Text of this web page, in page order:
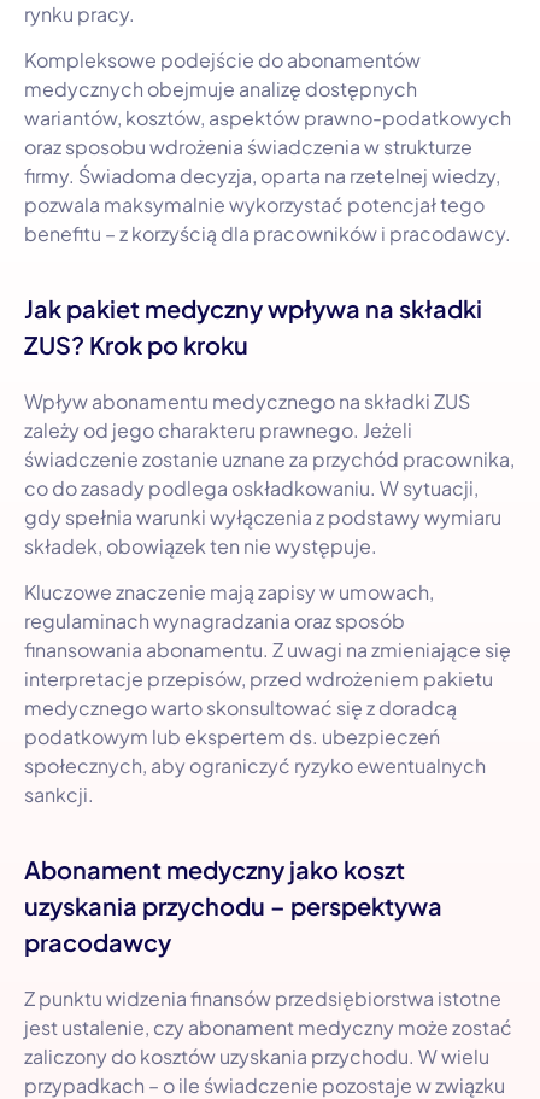
rynku pracy.
Kompleksowe podejście do abonamentów
medycznych obejmuje analizę dostępnych
wariantów, kosztów, aspektów prawno-podatkowych
oraz sposobu wdrożenia świadczenia w strukturze
firmy. Świadoma decyzja, oparta na rzetelnej wiedzy,
pozwala maksymalnie wykorzystać potencjał tego
benefitu – z korzyścią dla pracowników i pracodawcy.
Jak pakiet medyczny wpływa na składki
ZUS? Krok po kroku
Wpływ abonamentu medycznego na składki ZUS
zależy od jego charakteru prawnego. Jeżeli
świadczenie zostanie uznane za przychód pracownika,
co do zasady podlega oskładkowaniu. W sytuacji,
gdy spełnia warunki wyłączenia z podstawy wymiaru
składek, obowiązek ten nie występuje.
Kluczowe znaczenie mają zapisy w umowach,
regulaminach wynagradzania oraz sposób
finansowania abonamentu. Z uwagi na zmieniające się
interpretacje przepisów, przed wdrożeniem pakietu
medycznego warto skonsultować się z doradcą
podatkowym lub ekspertem ds. ubezpieczeń
społecznych, aby ograniczyć ryzyko ewentualnych
sankcji.
Abonament medyczny jako koszt
uzyskania przychodu – perspektywa
pracodawcy
Z punktu widzenia finansów przedsiębiorstwa istotne
jest ustalenie, czy abonament medyczny może zostać
zaliczony do kosztów uzyskania przychodu. W wielu
przypadkach – o ile świadczenie pozostaje w związku